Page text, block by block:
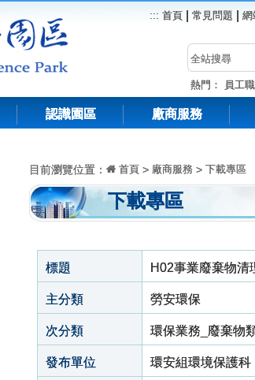
::: 首頁 常見問題 網
熱門： 員工
認識園區 廠商服務
目前瀏覽位置： 首頁 > 廠商服務 > 下載專區
下載專區
標題 H02事業廢棄物清
主分類 勞安環保
次分類 環保業務_廢棄物
發布單位 環安組環境保護科